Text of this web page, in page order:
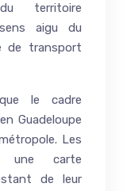
territoire
aigu du
de transport
le cadre
Guadeloupe
Les
une carte
de leur